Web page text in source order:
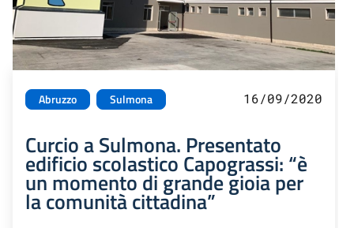
Abruzzo Sulmona 16/09/2020
Curcio a Sulmona. Presentato
edificio scolastico Capograssi: “è
un momento di grande gioia per
la comunità cittadina”